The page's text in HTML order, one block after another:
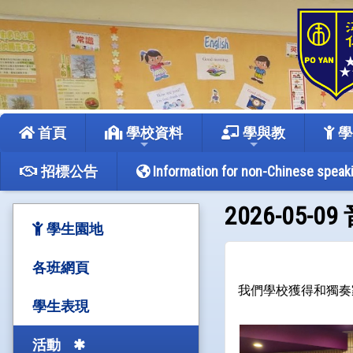
首頁 學校資料 學與教
招標公告 Information for non-Chinese
學生園地
各班網頁
學生表現
活動
2026-05-
我們學校獲得和獨